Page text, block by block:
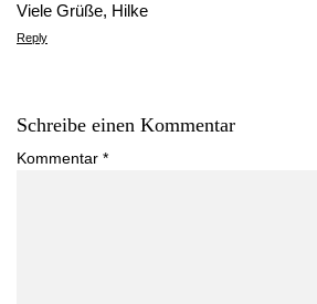
Viele Grüße, Hilke
Reply
Schreibe einen Kommentar
Kommentar *